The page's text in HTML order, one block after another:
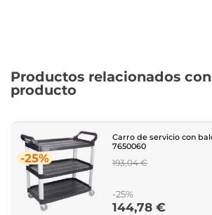
Productos relacionados
producto
-25%
Carro de servicio con
7650060
Regular
193,04 €
-25%
Price
144,78 €